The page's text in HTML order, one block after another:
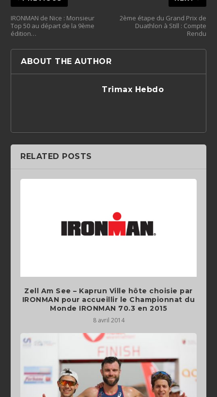
IRONMAN de Nice : Monsieur
Top 50 au départ de la 9ème
édition…
2ème étape du Grand Prix de
Duathlon à Still : Compte
Rendu
ABOUT THE AUTHOR
Trimax Hebdo
RELATED POSTS
Zell Am See – Kaprun Ville hôte choisie par
IRONMAN pour accueillir le Championnat du
Monde IRONMAN 70.3 en 2015
8 avril 2014